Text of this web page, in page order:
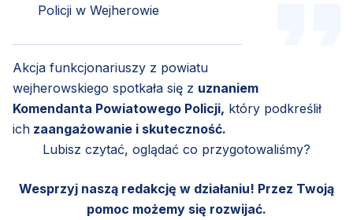
Policji w Wejherowie
Akcja funkcjonariuszy z powiatu
wejherowskiego spotkała się z uznaniem
Komendanta Powiatowego Policji, który podkreślił
ich zaangażowanie i skuteczność.
Lubisz czytać, oglądać co przygotowaliśmy?
Wesprzyj naszą redakcję w działaniu! Przez Twoją
pomoc możemy się rozwijać.